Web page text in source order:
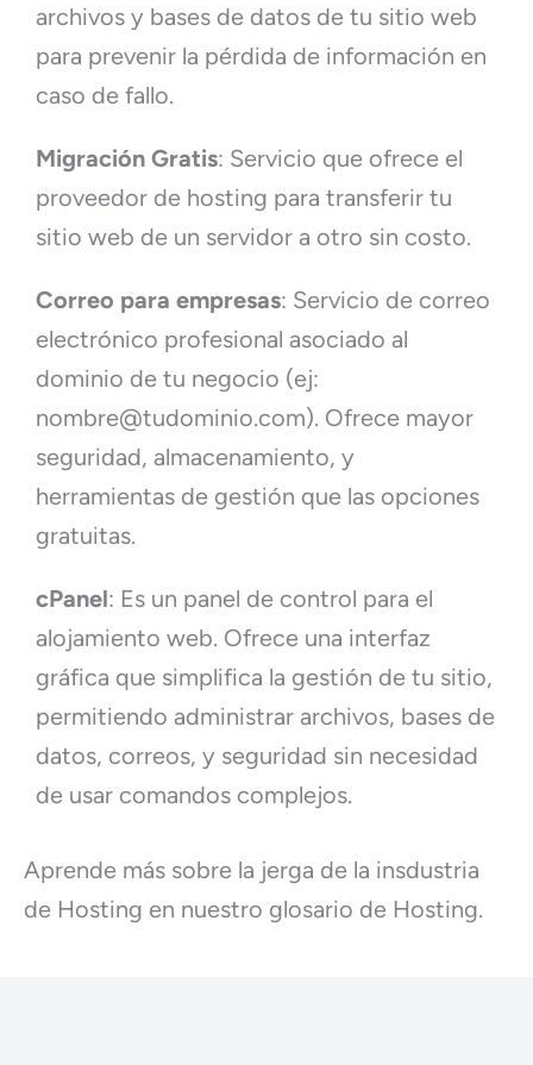
archivos y bases de datos de tu sitio web
para prevenir la pérdida de información en
caso de fallo.
Migración Gratis: Servicio que ofrece el
proveedor de hosting para transferir tu
sitio web de un servidor a otro sin costo.
Correo para empresas: Servicio de correo
electrónico profesional asociado al
dominio de tu negocio (ej:
nombre@tudominio.com). Ofrece mayor
seguridad, almacenamiento, y
herramientas de gestión que las opciones
gratuitas.
cPanel: Es un panel de control para el
alojamiento web. Ofrece una interfaz
gráfica que simplifica la gestión de tu sitio,
permitiendo administrar archivos, bases de
datos, correos, y seguridad sin necesidad
de usar comandos complejos.
Aprende más sobre la jerga de la insdustria
de Hosting en nuestro glosario de Hosting.